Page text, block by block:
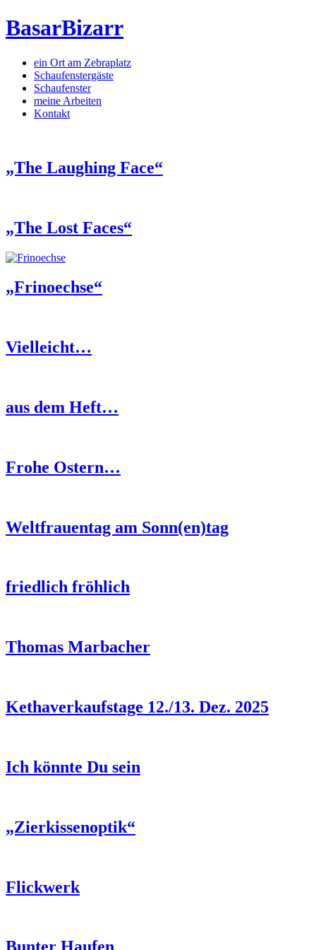
BasarBizarr
ein Ort am Zebraplatz
Schaufenster­gäste
Schaufenster
meine Arbeiten
Kontakt
„The Laughing Face“
„The Lost Faces“
„Frinoechse“
Vielleicht…
aus dem Heft…
Frohe Ostern…
Weltfrauentag am Sonn(en)tag
friedlich fröhlich
Thomas Marbacher
Kethaverkaufstage 12./13. Dez. 2025
Ich könnte Du sein
„Zierkissenoptik“
Flickwerk